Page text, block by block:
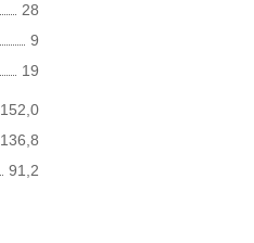
28
9
19
152,0
136,8
91,2